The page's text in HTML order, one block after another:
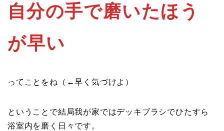
自分の手で磨いたほう
が早い
ってことをね（←早く気づけよ）
ということで結局我が家ではデッキブラシでひたすら
浴室内を磨く日々です。